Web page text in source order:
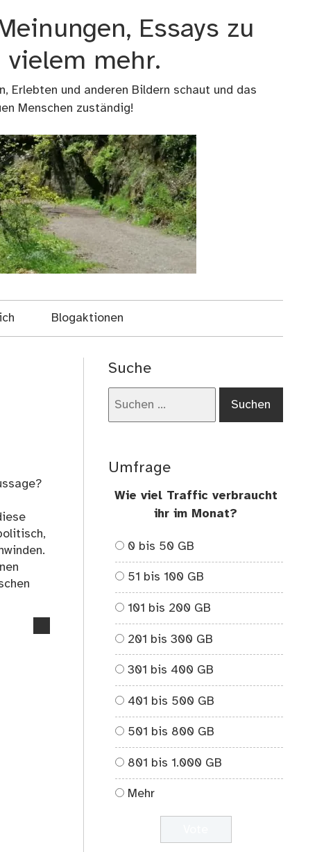
Essays zu
mehr.
Erlebten und anderen Bildern schaut und das
Menschen zuständig!
Blogaktionen
Suche
Umfrage
Wie viel Traffic verbraucht
ihr im Monat?
0 bis 50 GB
51 bis 100 GB
101 bis 200 GB
201 bis 300 GB
301 bis 400 GB
401 bis 500 GB
501 bis 800 GB
801 bis 1.000 GB
Mehr